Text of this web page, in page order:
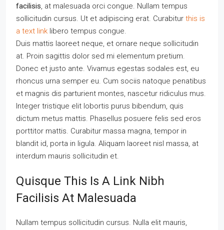
facilisis, at malesuada orci congue. Nullam tempus
sollicitudin cursus. Ut et adipiscing erat. Curabitur this is
a text link libero tempus congue.
Duis mattis laoreet neque, et ornare neque sollicitudin
at. Proin sagittis dolor sed mi elementum pretium.
Donec et justo ante. Vivamus egestas sodales est, eu
rhoncus urna semper eu. Cum sociis natoque penatibus
et magnis dis parturient montes, nascetur ridiculus mus.
Integer tristique elit lobortis purus bibendum, quis
dictum metus mattis. Phasellus posuere felis sed eros
porttitor mattis. Curabitur massa magna, tempor in
blandit id, porta in ligula. Aliquam laoreet nisl massa, at
interdum mauris sollicitudin et.
Quisque This Is A Link Nibh
Facilisis At Malesuada
Nullam tempus sollicitudin cursus. Nulla elit mauris,